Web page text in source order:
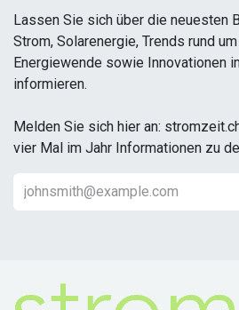
Lassen Sie sich über die neuesten
Strom, Solarenergie, Trends rund
Energiewende sowie Innovationen
informieren.
Melden Sie sich hier an:
vier Mal im Jahr Informationen zu